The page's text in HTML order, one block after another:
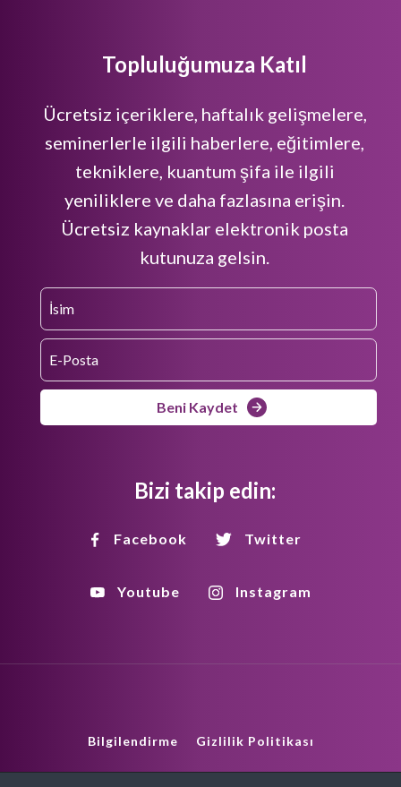
Topluluğumuza Katıl
Ücretsiz içeriklere, haftalık gelişmelere,
seminerlerle ilgili haberlere, eğitimlere,
tekniklere, kuantum şifa ile ilgili
yeniliklere ve daha fazlasına erişin.
Ücretsiz kaynaklar elektronik posta
kutunuza gelsin.
Beni Kaydet
Bizi takip edin:
Facebook Twitter
Youtube Instagram
Bilgilendirme Gizlilik Politikası